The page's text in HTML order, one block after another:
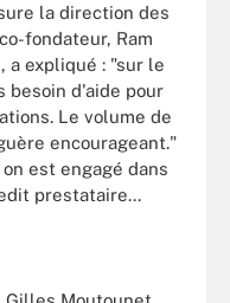
la direction des
fondateur, Ram
a expliqué : "sur le
besoin d'aide pour
Le volume de
encourageant."
est engagé dans
prestataire...